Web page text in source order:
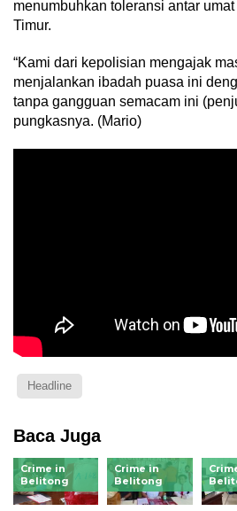
menumbuhkan toleransi antar
Timur.
“Kami dari kepolisian mengajak
menjalankan ibadah puasa ini
tanpa gangguan semacam ini
pungkasnya. (Mario)
Headline
Baca Juga
Crime in
Belitong
Crime in
Belitong